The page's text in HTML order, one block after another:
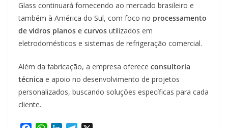
Glass continuará fornecendo ao mercado brasileiro e
também à América do Sul, com foco no processamento
de vidros planos e curvos utilizados em
eletrodomésticos e sistemas de refrigeração comercial.
Além da fabricação, a empresa oferece consultoria
técnica e apoio no desenvolvimento de projetos
personalizados, buscando soluções específicas para cada
cliente.